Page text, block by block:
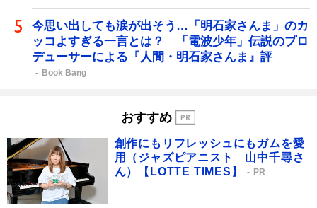
今思い出しても涙が出そう…「明石家さんま」のカ
ッコよすぎる一言とは？ 「電波少年」伝説のプロ
デューサーによる『人間・明石家さんま』評
Book Bang
おすすめ
創作にもリフレッシュにもガムを愛
用（ジャズピアニスト 山中千尋さ
ん）【LOTTE TIMES】
PR